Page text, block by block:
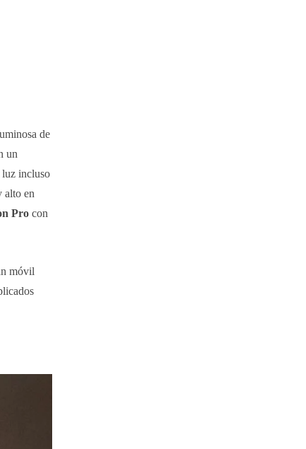
de
un
luz incluso
alto en
Pro con
móvil